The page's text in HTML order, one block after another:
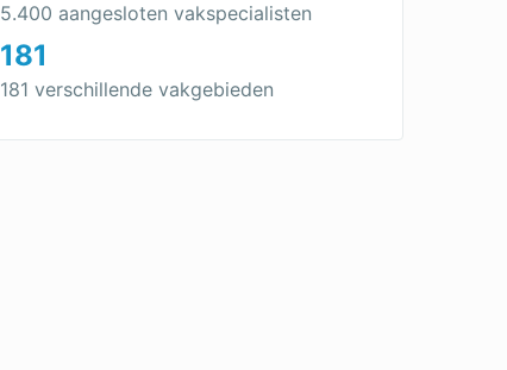
5.400 aangesloten vakspecialisten
181
181 verschillende vakgebieden